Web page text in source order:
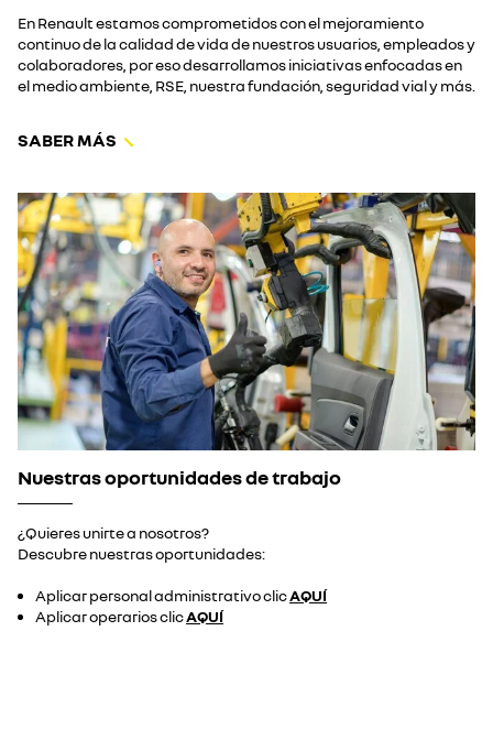
En Renault estamos comprometidos con el mejoramiento
continuo de la calidad de vida de nuestros usuarios, empleados y
colaboradores, por eso desarrollamos iniciativas enfocadas en
el medio ambiente, RSE, nuestra fundación, seguridad vial y más.
SABER MÁS
Nuestras oportunidades de trabajo
¿Quieres unirte a nosotros?
Descubre nuestras oportunidades:
Aplicar personal administrativo clicAQUÍ
Aplicar operarios clicAQUÍ